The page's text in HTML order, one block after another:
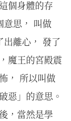
個身體的存
意思， 叫做
出離心， 發了
魔王的宮殿震
， 所以叫做
惡」的意思。
，當然是學